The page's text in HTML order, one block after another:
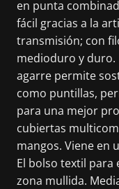
en punta
fácil gracias a la
transmisión; con
medioduro y duro.
agarre permite
como puntillas,
para una mejor
cubiertas
mangos. Viene en
El bolso textil para
zona mullida.